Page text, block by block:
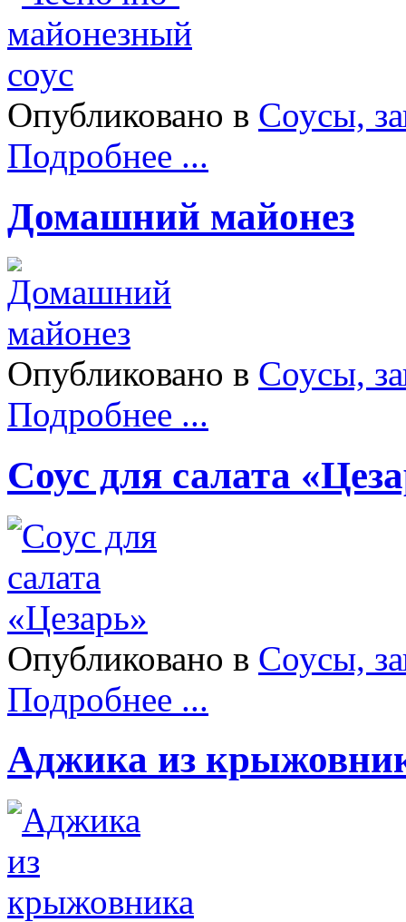
Опубликовано в Соусы,
Подробнее ...
Домашний майонез
Опубликовано в Соусы,
Подробнее ...
Соус для салата
Опубликовано в Соусы,
Подробнее ...
Аджика из